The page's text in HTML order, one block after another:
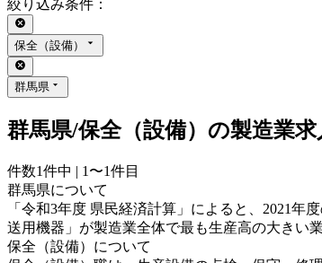
絞り込み条件 ：
保全（設備）
群馬県
群馬県/保全（設備）の製造業求
件数1件中 | 1〜1件目
群馬県について
「令和3年度 県民経済計算」によると、2021年
送用機器」が製造業全体で最も生産高の大きい
保全（設備）について